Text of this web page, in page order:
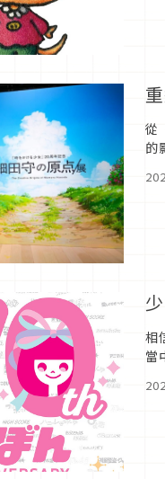
從
的
相
當